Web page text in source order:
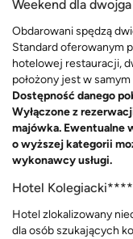
Weekend dla dwojga
Obdarowani spędzą
Standard oferowanym
hotelowej restauracji,
położony jest w
Dostępność danego
Wyłączone z
majówka. Ewentualne
o wyższej kategorii
wykonawcy usługi.
Hotel Kolegiacki****
Hotel zlokalizowany
dla osób szukających